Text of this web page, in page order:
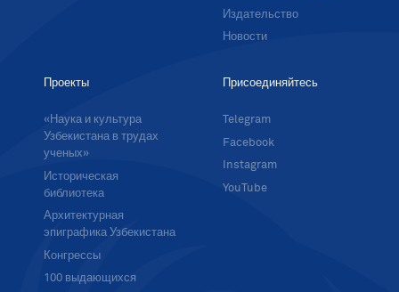
Издательство
Новости
Проекты
«Наука и культура
Узбекистана в трудах
ученых»
Историческая
библиотека
Архитектурная
эпиграфика Узбекистана
Конгрессы
100 выдающихся
Присоединяйтесь
Telegram
Facebook
Instagram
YouTube